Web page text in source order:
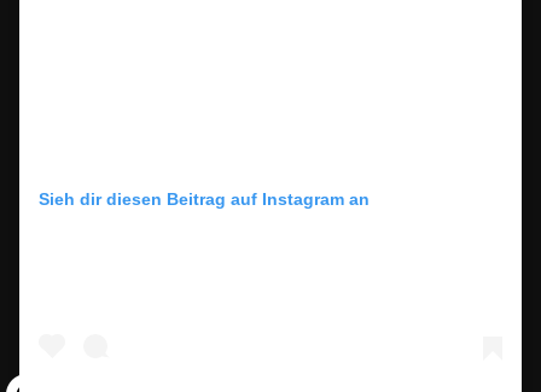
Sieh dir diesen Beitrag auf Instagram an